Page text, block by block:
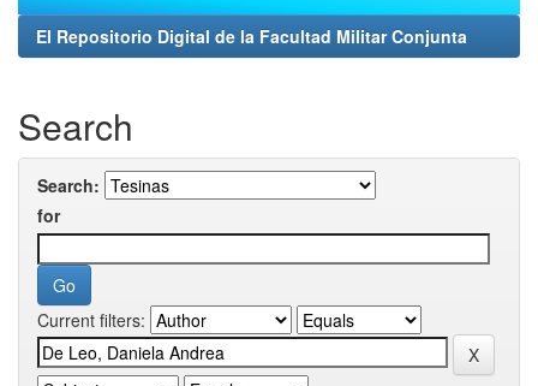
El Repositorio Digital de la Facultad Militar Conjunta
Search
Search:
for
Current filters: